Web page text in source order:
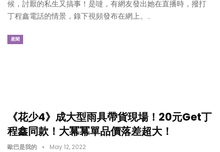
候，討厭的私生又搞事！是噠，有網友發出她在直播時，撥打
丁程鑫電話的情景，錄下視頻發布在網上。…
星聞
《花少4》成大型雨具帶貨現場！20元Get丁
程鑫同款！大冪冪單品價落差超大！
歐巴是我的 May 12, 2022